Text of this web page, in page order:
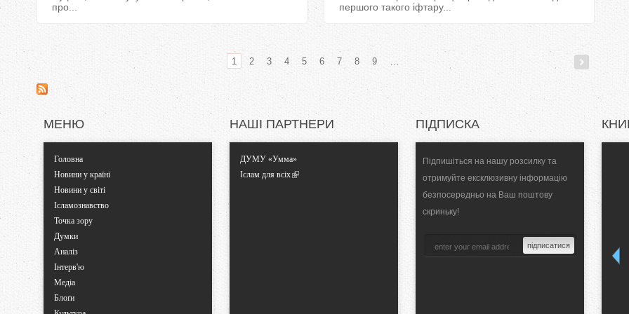
про...
першого такого іфтару...
С
о
и
1 2 3 4 5 6 7 8 9 …
МЕНЮ
Головна
Новини у країні
Новини у світі
Ісламознавство
Точка зору
Думки
Аналіз
Інтерв'ю
Медіа
Блоґи
НАШІ ПАРТНЕРИ
ДУМУ «Умма»
Іслам для всіх
ПІДПИСКА
Підпишіться на нашу розсилку та
отримуйте ексклюзивну інформацію
безпосередньо на Ваш поштову
скриньку!